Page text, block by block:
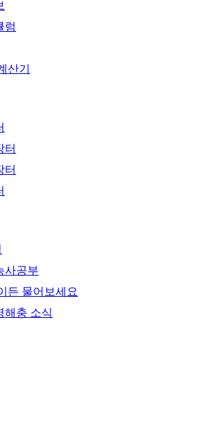
럼
산기
터
터
사공부
든 물어보세요
해충 소식